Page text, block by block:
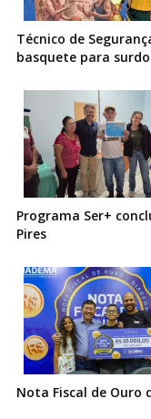
Técnico de
basquete para
Programa Ser+
Pires
Nota Fiscal de Ouro